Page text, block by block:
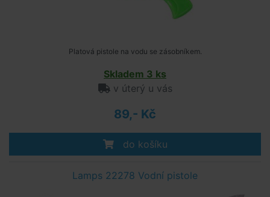
Platová pistole na vodu se zásobníkem.
Skladem 3 ks
v úterý u vás
89,- Kč
do košíku
Lamps 22278 Vodní pistole